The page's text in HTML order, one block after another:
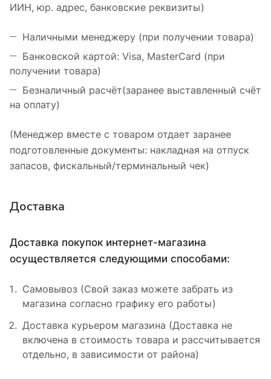
ИИН, юр. адрес, банковские реквизиты)
Наличными менеджеру (при получении товара)
Банковской картой: Visa, MasterCard (при
получении товара)
Безналичный расчёт(заранее выставленный счёт
на оплату)
(Менеджер вместе с товаром отдает заранее
подготовленные документы: накладная на отпуск
запасов, фискальный/терминальный чек)
Доставка
Доставка покупок интернет-магазина
осуществляется следующими способами:
Самовывоз (Свой заказ можете забрать из
магазина согласно графику его работы)
Доставка курьером магазина (Доставка не
включена в стоимость товара и рассчитывается
отдельно, в зависимости от района)